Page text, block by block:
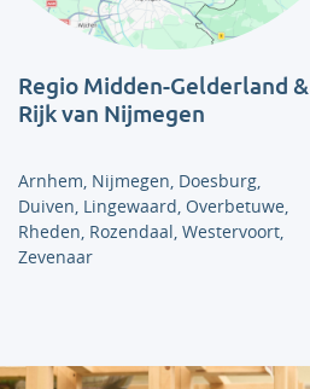
Regio Midden-Gelderland &
Rijk van Nijmegen
Arnhem, Nijmegen, Doesburg,
Duiven, Lingewaard, Overbetuwe,
Rheden, Rozendaal, Westervoort,
Zevenaar